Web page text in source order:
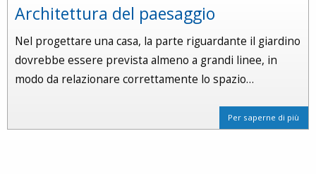
Architettura del paesaggio
Nel progettare una casa, la parte riguardante il giardino
dovrebbe essere prevista almeno a grandi linee, in
modo da relazionare correttamente lo spazio…
Per saperne di più